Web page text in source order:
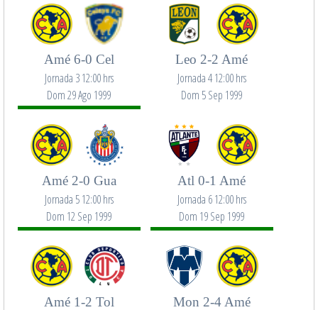
Amé 6-0 Cel
Jornada 3 12:00 hrs
Dom 29 Ago 1999
Leo 2-2 Amé
Jornada 4 12:00 hrs
Dom 5 Sep 1999
Amé 2-0 Gua
Jornada 5 12:00 hrs
Dom 12 Sep 1999
Atl 0-1 Amé
Jornada 6 12:00 hrs
Dom 19 Sep 1999
Amé 1-2 Tol Mon 2-4 Amé